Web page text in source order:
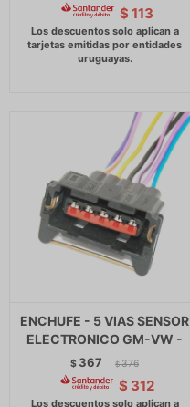
$ 113
ENCHUFE - 5 VIAS SENSOR
ELECTRONICO GM-VW -
$ 367 $ 376
$ 312